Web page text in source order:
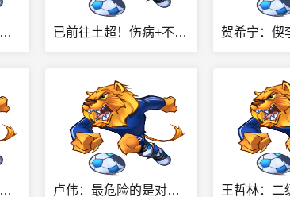
郭士强谈期待：把训练的东西展现出来 队员也要放开手脚&做好自己 已前往土超！伤病+不能得到保障合同 阻碍了昆汀·皮特森回归福建
媒体人：孙铭徽计划去西班牙特训 但球队有比赛计划所以不能去了 卢伟：最危险的是对阵北京的半决赛G4 我在中场休息时激励了大家